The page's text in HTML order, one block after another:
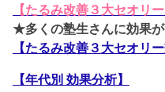
【たるみ改善３大セオリー
★多くの塾生さんに効果が
【たるみ改善３大セオリ
【年代別 効果分析】